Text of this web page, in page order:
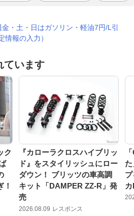
・土・日はガソリン・軽油7円/L引
情報の入力）
ています
ク
『カローラクロスハイブリッ
ド』をスタイリッシュにロー
ダウン！ ブリッツの車高調
キット「DAMPER ZZ-R」発
売
2026.08.09 レスポンス